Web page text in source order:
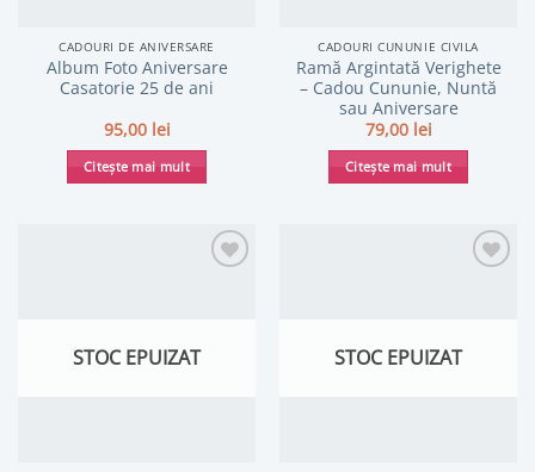
CADOURI DE ANIVERSARE
Album Foto Aniversare
Casatorie 25 de ani
95,00 lei
Citește mai mult
CADOURI CUNUNIE CIVILA
Ramă Argintată Verighete
– Cadou Cununie, Nuntă
sau Aniversare
79,00 lei
Citește mai mult
STOC EPUIZAT STOC EPUIZAT